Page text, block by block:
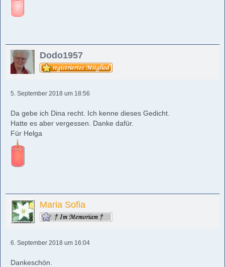
Dodo1957
5. September 2018 um 18:56
Da gebe ich Dina recht. Ich kenne dieses Gedicht.
Hatte es aber vergessen. Danke dafür.
Für Helga
Maria Sofia
6. September 2018 um 16:04
Dankeschön.